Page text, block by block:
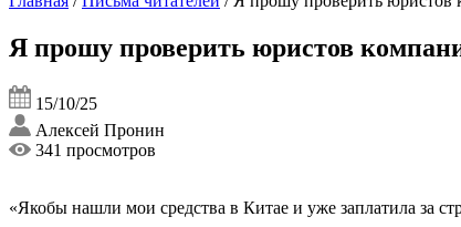
Я прошу проверить юристов
15/10/25
Алексей Пронин
341 просмотров
«Якобы нашли мои средства в Китае и уже заплатила за